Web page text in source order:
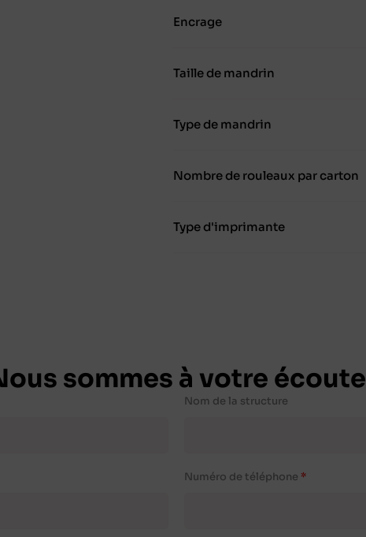
Encrage
Taille de mandrin
Type de mandrin
Nombre de rouleaux par carton
Type d'imprimante
sommes à votre écoute
Nom de la structure
Numéro de téléphone